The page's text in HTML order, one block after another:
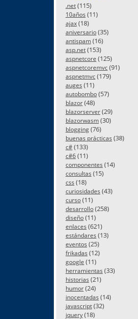
.net(115)
10años (11)
ajax(18)
aniversario(35)
antispam(16)
asp.net(153)
aspnetcore (125)
aspnetcoremvc(91)
aspnetmvc(179)
auges (11)
autobombo(57)
blazor(48)
blazorserver(29)
blazorwasm(30)
blogging(76)
buenas prácticas (38)
c#(133)
c#6(11)
componentes (14)
consultas (15)
css (18)
curiosidades (43)
curso(11)
desarrollo(258)
diseño(11)
enlaces (621)
estándares (13)
eventos (25)
frikadas (12)
google (11)
herramientas (33)
historias (21)
humor(24)
inocentadas (14)
javascript(32)
jquery(18)